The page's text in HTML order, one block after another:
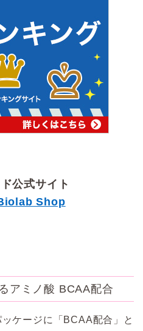
公式サイト
Shop
アミノ酸 BCAA配合
ケージに「BCAA配合」と